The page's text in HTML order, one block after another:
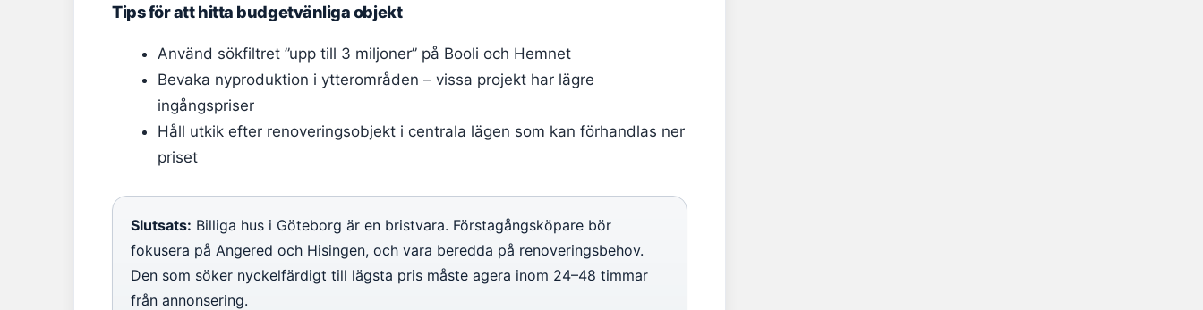
Tips för att hitta budgetvänliga objekt
Använd sökfiltret ”upp till 3 miljoner” på Booli och Hemnet
Bevaka nyproduktion i ytterområden – vissa projekt har lägre
ingångspriser
Håll utkik efter renoveringsobjekt i centrala lägen som kan förhandlas ner
priset
Slutsats: Billiga hus i Göteborg är en bristvara. Förstagångsköpare bör
fokusera på Angered och Hisingen, och vara beredda på renoveringsbehov.
Den som söker nyckelfärdigt till lägsta pris måste agera inom 24–48 timmar
från annonsering.